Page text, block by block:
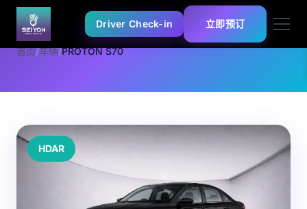
Driver Check-in 立即预订
首页/车辆/PROTON S70
HDAR